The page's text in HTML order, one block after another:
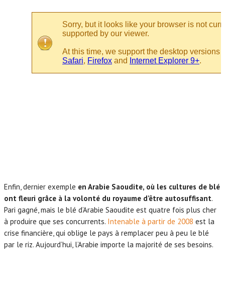
Enfin, dernier exemple en Arabie Saoudite, où les cultures de blé
ont fleuri grâce à la volonté du royaume d’être autosuffisant.
Pari gagné, mais le blé d’Arabie Saoudite est quatre fois plus cher
à produire que ses concurrents. Intenable à partir de 2008 est la
crise financière, qui oblige le pays à remplacer peu à peu le blé
par le riz. Aujourd’hui, l’Arabie importe la majorité de ses besoins.